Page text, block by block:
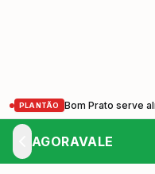
PLANTÃO
AGORAVALE